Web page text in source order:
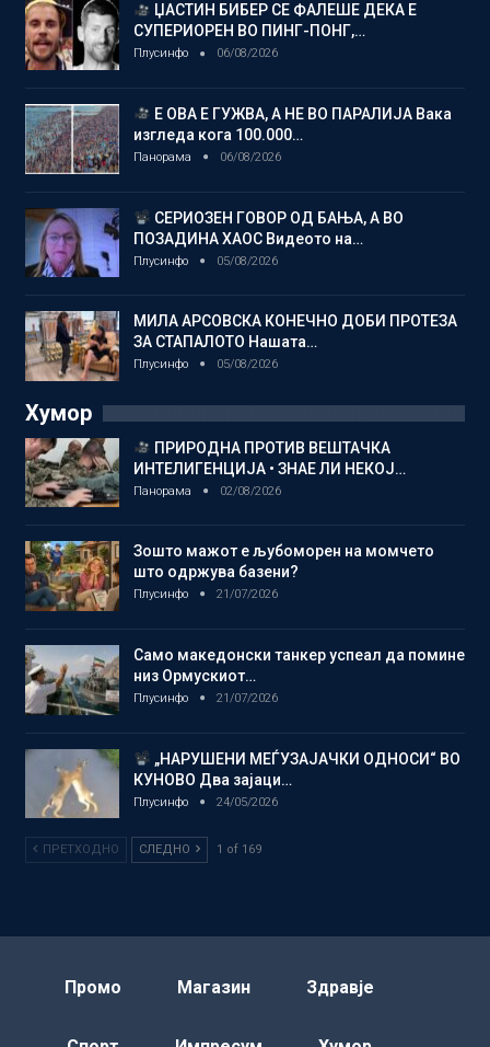
ЏАСТИН БИБЕР СЕ ФАЛЕШЕ ДЕКА Е
СУПЕРИОРЕН ВО ПИНГ-ПОНГ,…
Плусинфо 06/08/2026
Е ОВА Е ГУЖВА, А НЕ ВО ПАРАЛИЈА Вака
изгледа кога 100.000…
Панорама 06/08/2026
СЕРИОЗЕН ГОВОР ОД БАЊА, А ВО
ПОЗАДИНА ХАОС Видеото на…
Плусинфо 05/08/2026
МИЛА АРСОВСКА КОНЕЧНО ДОБИ ПРОТЕЗА
ЗА СТАПАЛОТО Нашата…
Плусинфо 05/08/2026
Хумор
ПРИРОДНА ПРОТИВ ВЕШТАЧКА
ИНТЕЛИГЕНЦИЈА • ЗНАЕ ЛИ НЕКОЈ…
Панорама 02/08/2026
Зошто мажот е љубоморен на момчето
што одржува базени?
Плусинфо 21/07/2026
Само македонски танкер успеал да помине
низ Ормускиот…
Плусинфо 21/07/2026
„НАРУШЕНИ МЕЃУЗАЈАЧКИ ОДНОСИ“ ВО
КУНОВО Два зајаци…
Плусинфо 24/05/2026
ПРЕТХОДНО СЛЕДНО 1 of 169
Промо Магазин Здравје